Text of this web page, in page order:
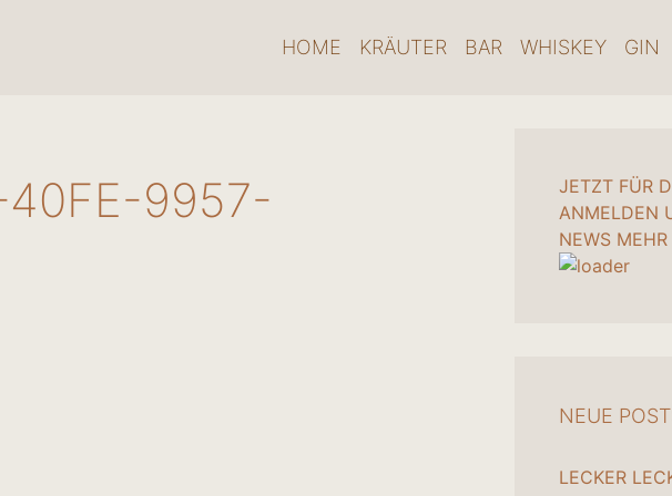
HOME KRÄUTER BAR WHISKEY GIN
9957-
JETZT FÜR
ANMELDEN
NEWS MEHR
NEUE
LECKER